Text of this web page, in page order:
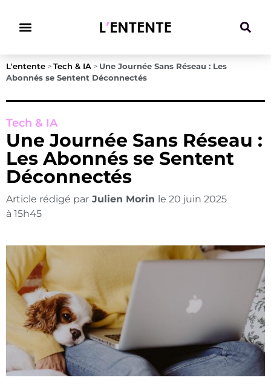
L'entente > Tech & IA > Une Journée Sans Réseau : Les
Abonnés se Sentent Déconnectés
Tech & IA
Une Journée Sans Réseau :
Les Abonnés se Sentent
Déconnectés
Article rédigé par Julien Morin le 20 juin 2025
à 15h45